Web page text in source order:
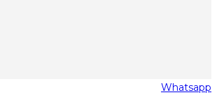
Whatsapp